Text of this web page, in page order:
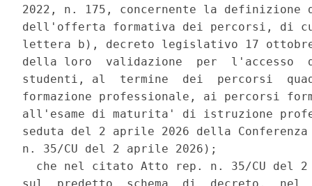
2022, n. 175, concernente la definizione
dell'offerta formativa dei percorsi, di
lettera b), decreto legislativo 17
della loro  validazione  per  l'accesso
studenti, al  termine  dei  percorsi
formazione professionale, ai percorsi
all'esame di maturita' di istruzione
seduta del 2 aprile 2026 della
n. 35/CU del 2 aprile 2026);
che nel citato Atto rep. n. 35/CU del